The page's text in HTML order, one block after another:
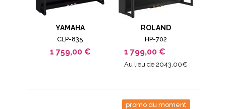
YAMAHA
CLP-835
1 759,00 €
ROLAND
HP-702
1 799,00 €
Au lieu de 2043.00€
promo du moment